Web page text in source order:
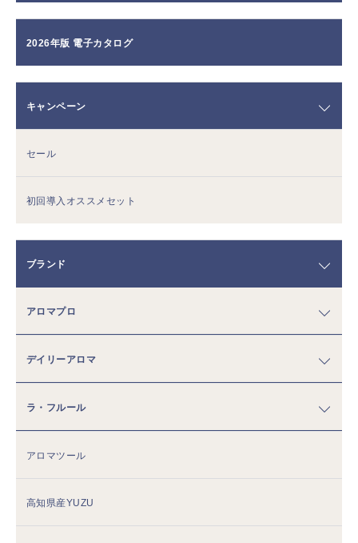
2026年版 電子カタログ
キャンペーン
セール
初回導入オススメセット
ブランド
アロマプロ
デイリーアロマ
ラ・フルール
アロマツール
高知県産YUZU